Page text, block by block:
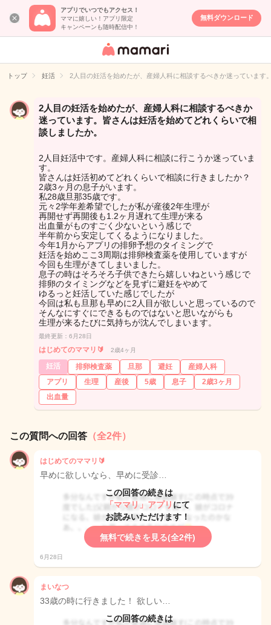
アプリでいつでもアクセス！
ママに嬉しい！アプリ限定
キャンペーンも随時配信中！
無料ダウンロード
女性専用匿名QA
イト
トップ 妊活 2人目の妊活を始めたが、産婦人科に相談するべきか迷っていま
2人目の妊活を始めたが、産婦人科に相談するべきか
迷っています。皆さんは妊活を始めてどれくらいで相
談しましたか。
2人目妊活中です。産婦人科に相談に行こうか迷っていま
す。
皆さんは妊活初めてどれくらいで相談に行きましたか？
2歳3ヶ月の息子がいます。
私28歳旦那35歳です。
元々2学年差希望でしたが私が産後2年生理が
再開せず再開後も1.2ヶ月遅れて生理が来る
出血量がものすごく少ないという感じで
半年前から安定してくるようになりました。
今年1月からアプリの排卵予想のタイミングで
妊活を始めここ3周期は排卵検査薬を使用していますが
今回も生理がきてしまいました。
息子の時はそろそろ子供できたら嬉しいねという感じで
排卵のタイミングなどを見ずに避妊をやめて
ゆるっと妊活していた感じでしたが
今回は私も旦那も早めに2人目が欲しいと思っているので
そんなにすぐにできるものではないと思いながらも
生理が来るたびに気持ちが沈んでしまいます。
最終更新：6月28日
はじめてのママリ🔰 2歳4ヶ月
妊活 排卵検査薬 旦那 避妊
産婦人科
アプリ
生理 産後 5歳 息子
2歳3ヶ月
出血量
この質問への回答 （全2件）
はじめてのママリ🔰
早めに欲しいなら、早めに受診…
この回答の続きは
「ママリ」アプリ にて
お読みいただけます！
無料で続きを見る(全2件)
6月28日
まいなつ
33歳の時に行きました！ 欲しい…
この回答の続きは